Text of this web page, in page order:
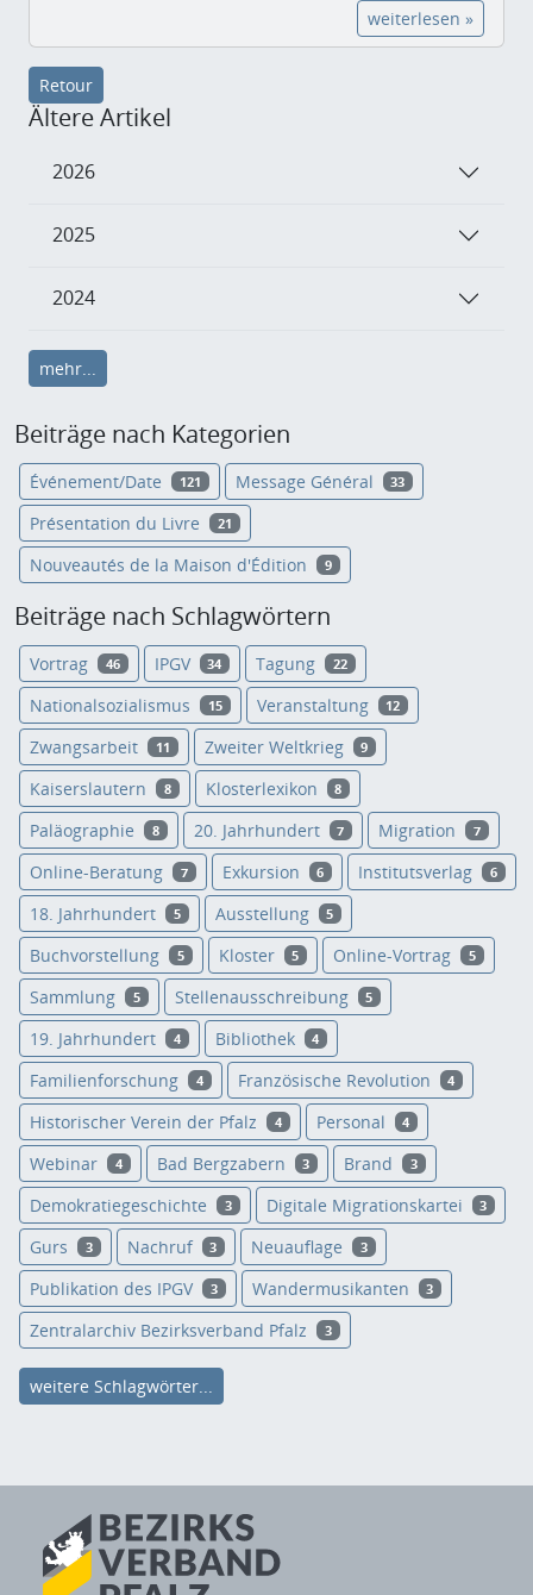
weiterlesen »
Retour
Ältere Artikel
2026
2025
2024
mehr...
Beiträge nach Kategorien
Événement/Date 121 Message Général 33
Présentation du Livre 21
Nouveautés de la Maison d'Édition 9
Beiträge nach Schlagwörtern
Vortrag 46 IPGV 34 Tagung 22
Nationalsozialismus 15 Veranstaltung 12
Zwangsarbeit 11 Zweiter Weltkrieg 9
Kaiserslautern 8 Klosterlexikon 8
Paläographie 8 20. Jahrhundert 7 Migration 7
Online-Beratung 7 Exkursion 6 Institutsverlag 6
18. Jahrhundert 5 Ausstellung 5
Buchvorstellung 5 Kloster 5 Online-Vortrag 5
Sammlung 5 Stellenausschreibung 5
19. Jahrhundert 4 Bibliothek 4
Familienforschung 4 Französische Revolution 4
Historischer Verein der Pfalz 4 Personal 4
Webinar 4 Bad Bergzabern 3 Brand 3
Demokratiegeschichte 3 Digitale Migrationskartei 3
Gurs 3 Nachruf 3 Neuauflage 3
Publikation des IPGV 3 Wandermusikanten 3
Zentralarchiv Bezirksverband Pfalz 3
weitere Schlagwörter...